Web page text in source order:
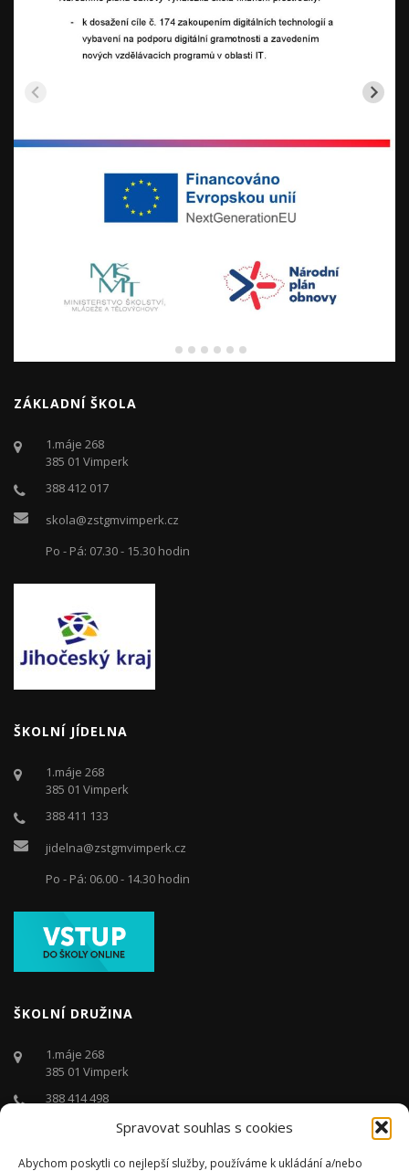
Spravovat souhlas s cookies
Abychom poskytli co nejlepší služby, používáme k ukládání a/nebo
ZÁKLADNÍ ŠKOLA
1.máje 268
385 01 Vimperk
388 412 017
skola@zstgmvimperk.cz
Po - Pá: 07.30 - 15.30 hodin
ŠKOLNÍ JÍDELNA
1.máje 268
385 01 Vimperk
388 411 133
jidelna@zstgmvimperk.cz
Po - Pá: 06.00 - 14.30 hodin
ŠKOLNÍ DRUŽINA
1.máje 268
385 01 Vimperk
388 414 498
druzina@zstgmvimperk.cz
Po - Pá: 06.00 - 16:00 hodin